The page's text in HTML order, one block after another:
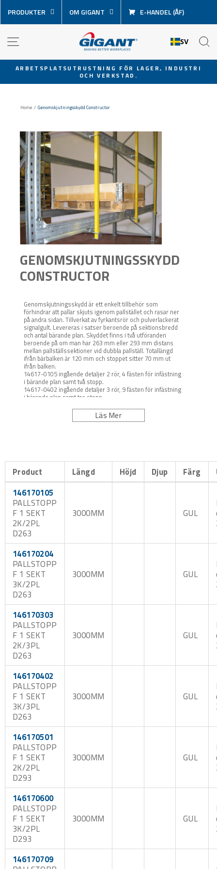
över
innehåll
PRODUKTER OM GIGANT E-HANDEL (ÅF)
SV
Pausa
ARBETSPLATSUTRUSTNING FÖR LAGER, INDUSTRI
OCH VERKSTAD.
Home / Genomskjutningsskydd Constructor
GENOMSKJUTNINGSSKYDD
CONSTRUCTOR
Genomskjutningsskydd är ett enkelt tillbehör som
förhindrar att pallar skjuts igenom pallstället och rasar ner
på andra sidan. Tillverkat av fyrkantsrör och pulverlackerat
signalgult. Levereras i satser beroende på sektionsbredd
och antal bärande plan. Skyddet finns i två utföranden
beroende på om man har 263 mm eller 293 mm distans
mellan pallställssektioner vid dubbla pallställ. Totallängd
ifrån bärbalken är 120 mm och stoppet sitter 70 mm ut
ifrån balken.
14617-0105 ingående detaljer 2 rör, 4 fästen för infästning
i bärande plan samt två stopp.
14617-0402 ingående detaljer 3 rör, 9 fästen för infästning
i bärande plan samt tre stopp.
Läs Mer
Product Längd Höjd Djup Färg
146170105
PALLSTOPP
F 1 SEKT
2K/2PL
D263
3000MM GUL
146170204
PALLSTOPP
F 1 SEKT
3K/2PL
D263
3000MM GUL
146170303
PALLSTOPP
F 1 SEKT
2K/3PL
D263
3000MM GUL
146170402
PALLSTOPP
F 1 SEKT
3K/3PL
D263
3000MM GUL
146170501
PALLSTOPP
F 1 SEKT
2K/2PL
D293
3000MM GUL
146170600
PALLSTOPP
F 1 SEKT
3K/2PL
D293
3000MM GUL
146170709